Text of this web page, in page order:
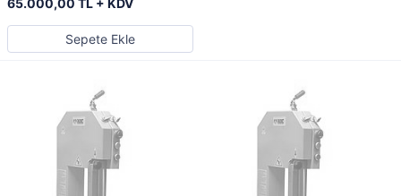
65.000,00 TL + KDV
Sepete Ekle